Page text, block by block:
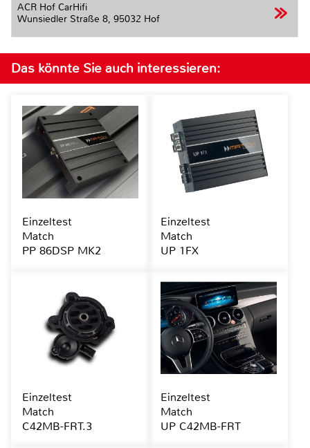
ACR Hof CarHifi
Wunsiedler Straße 8, 95032 Hof
Das könnte Sie auch interessieren:
Einzeltest
Match
PP 86DSP MK2
Einzeltest
Match
UP 1FX
Einzeltest
Match
C42MB-FRT.3
Einzeltest
Match
UP C42MB-FRT